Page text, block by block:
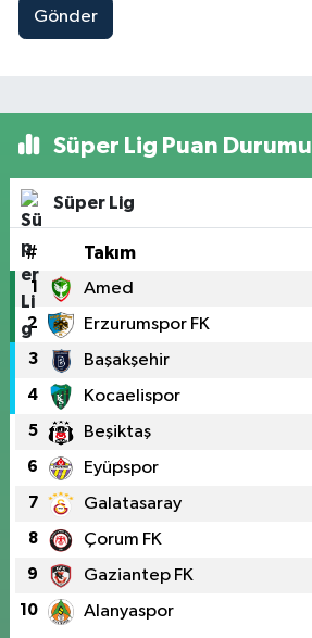
Gönder
Süper Lig Puan Durumu
Süper Lig
# Takım
1 Amed
2 Erzurumspor FK
3 Başakşehir
4 Kocaelispor
5 Beşiktaş
6 Eyüpspor
7 Galatasaray
8 Çorum FK
9 Gaziantep FK
10 Alanyaspor